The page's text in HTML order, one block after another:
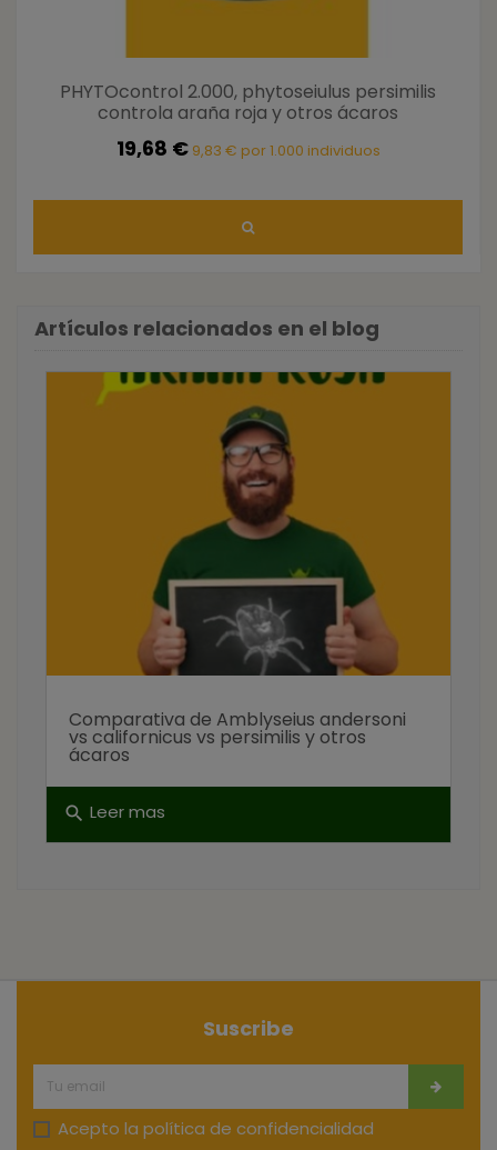
PHYTOcontrol 2.000, phytoseiulus persimilis
controla araña roja y otros ácaros
19,68 € 9,83 € por 1.000 individuos
Artículos relacionados en el blog
Comparativa de Amblyseius andersoni
vs californicus vs persimilis y otros
ácaros
search Leer mas
Suscribe
Acepto la política de confidencialidad